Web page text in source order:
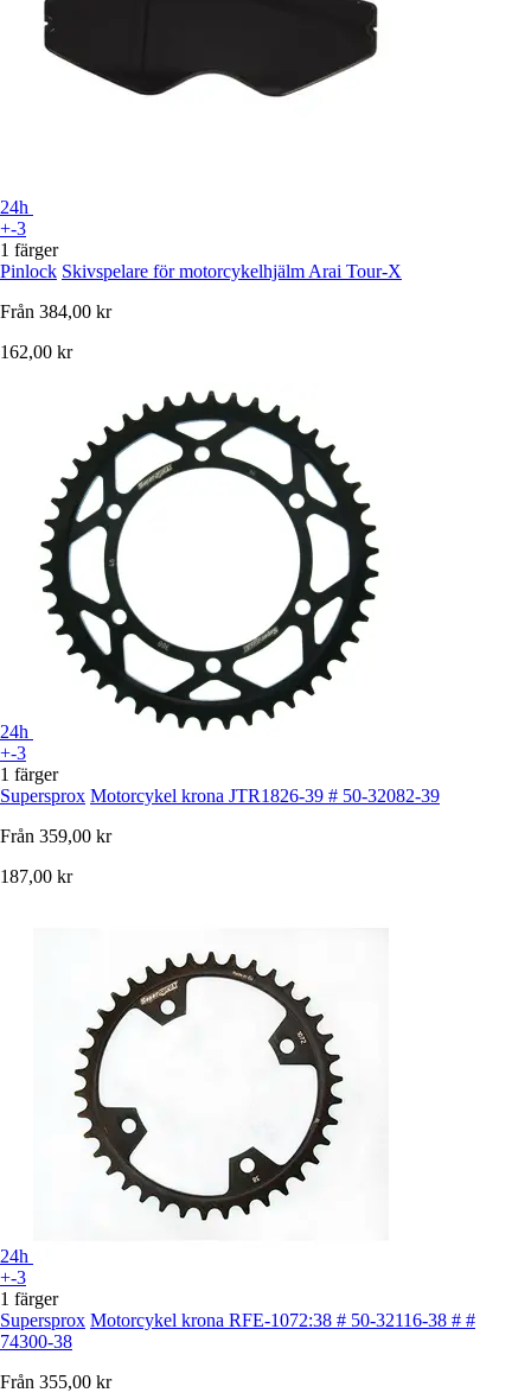
24h
+-3
1 färger
Pinlock Skivspelare för motorcykelhjälm Arai Tour-X
Från 384,00 kr
162,00 kr
24h
+-3
1 färger
Supersprox Motorcykel krona JTR1826-39 # 50-32082-39
Från 359,00 kr
187,00 kr
24h
+-3
1 färger
Supersprox Motorcykel krona RFE-1072:38 # 50-32116-38 # #
74300-38
Från 355,00 kr